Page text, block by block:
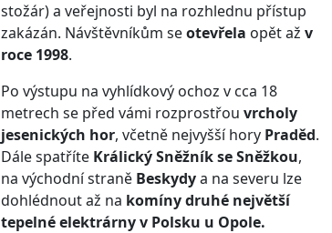
stožár) a veřejnosti byl na rozhlednu přístup
zakázán. Návštěvníkům seotevřela opět až v
roce 1998.
Po výstupu na vyhlídkový ochoz v cca 18
metrech se před vámi rozprostřou vrcholy
jesenických hor, včetně nejvyšší hory Praděd.
Dále spatříte Králický Sněžník se Sněžkou,
na východní straně Beskydya na severu lze
dohlédnout až na komíny druhé největší
tepelné elektrárny v Polsku u Opole.